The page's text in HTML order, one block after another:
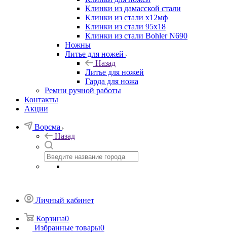
Клинки из дамасской стали
Клинки из стали х12мф
Клинки из стали 95х18
Клинки из стали Bohler N690
Ножны
Литье для ножей
Назад
Литье для ножей
Гарда для ножа
Ремни ручной работы
Контакты
Акции
Ворсма
Назад
Личный кабинет
Корзина0
Избранные товары0